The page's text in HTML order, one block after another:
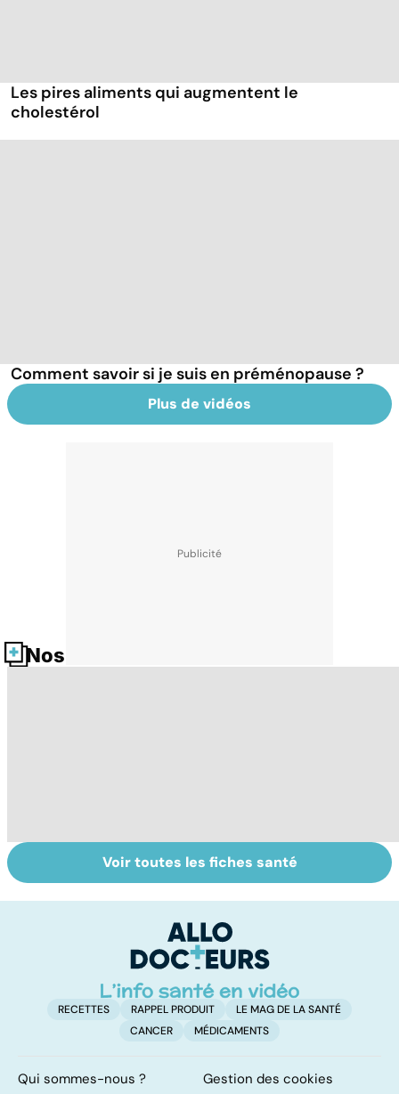
Les pires aliments qui augmentent le
cholestérol
Comment savoir si je suis en préménopause ?
Plus de vidéos
Nos fiches santé
Soins dentaires :
on n'arrête pas le
Bruxisme : quand
les dents
Voir toutes les fiches santé
RECETTES RAPPEL PRODUIT
LE MAG DE LA SANTÉ
CANCER
MÉDICAMENTS
Qui sommes-nous ?
Gestion des cookies